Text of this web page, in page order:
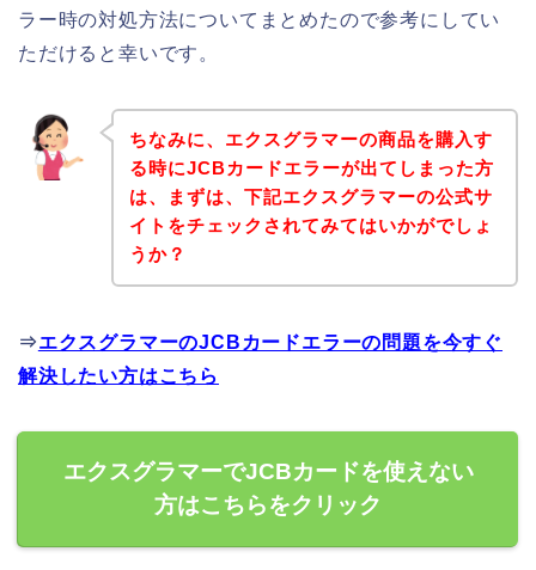
ラー時の対処方法についてまとめたので参考にしてい
ただけると幸いです。
ちなみに、エクスグラマーの商品を購入す
る時にJCBカードエラーが出てしまった方
は、まずは、下記エクスグラマーの公式サ
イトをチェックされてみてはいかがでしょ
うか？
⇒エクスグラマーのJCBカードエラーの問題を今すぐ
解決したい方はこちら
エクスグラマーでJCBカードを使えない
方はこちらをクリック